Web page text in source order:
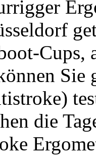
Cups,
Sie
die